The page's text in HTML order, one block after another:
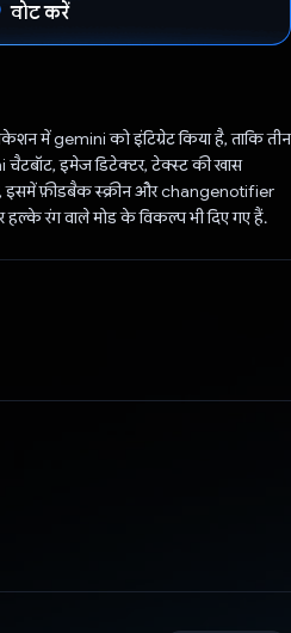
वोट करें
में gemini को इंटिग्रेट किया है, ताकि तीन
इमेज डिटेक्टर, टेक्स्ट की खास
इसमें फ़ीडबैक स्क्रीन और changenotifier
रंग वाले मोड के विकल्प भी दिए गए हैं.